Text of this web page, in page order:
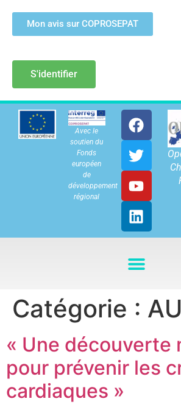
Mon avis sur COPROSEPAT
S'identifier
Avec le
soutien du
Fonds
européen
de
développement
régional
Catégorie :
« Une découverte
pour prévenir les
cardiaques »